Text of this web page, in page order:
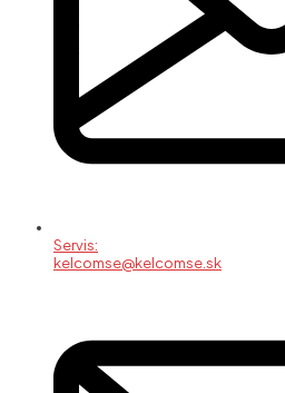
Servis:
kelcomse@kelcomse.sk